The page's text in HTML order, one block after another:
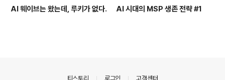
AI 웨이브는 왔는데, 루키가 없다. AI 시대의 MSP 생존 전략 #1
티스토리 로그인 고객센터